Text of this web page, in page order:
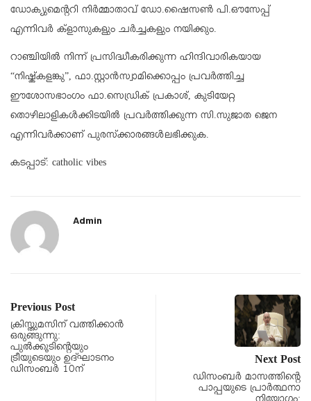
ഡോക്യുമെന്ററി നിർമ്മാതാവ് ഡോ.ഷൈസൺ പി.ഔസേപ്പ്
എന്നിവർ ക്ളാസുകളും ചർച്ചകളും നയിക്കും.
റാഞ്ചിയിൽ നിന്ന് പ്രസിദ്ധീകരിക്കുന്ന ഹിന്ദിവാരികയായ
“നിഷ്ക്കളങ്കു”, ഫാ.സ്റ്റാൻസ്വാമിക്കൊപ്പം പ്രവർത്തിച്ച
ഈശോസഭാംഗം ഫാ.സെഡ്രിക് പ്രകാശ്, കുടിയേറ്റ
തൊഴിലാളികൾക്കിടയിൽ പ്രവർത്തിക്കുന്ന സി.സുജാത ജെന
എന്നിവർക്കാണ് പുരസ്‌ക്കാരങ്ങൾലഭിക്കുക.
കടപ്പാട്: catholic vibes
Admin
Previous Post
ക്രിസ്തുമസിന് വത്തിക്കാന്‍
ഒരുങ്ങുന്നു:
പുൽക്കൂടിന്റെയും
ട്രീയുടെയും ഉദ്ഘാടനം
ഡിസംബർ 10ന്
Next Post
ഡിസംബർ മാസത്തിന്റെ
പാപ്പയുടെ പ്രാർത്ഥനാ